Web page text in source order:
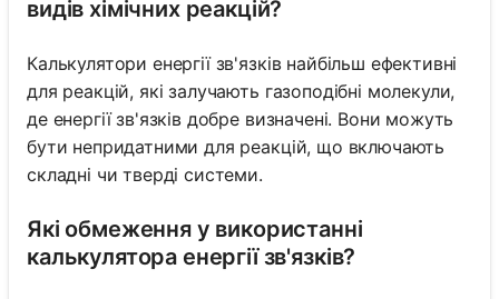
видів хімічних реакцій?
Калькулятори енергії зв'язків найбільш ефективні
для реакцій, які залучають газоподібні молекули,
де енергії зв'язків добре визначені. Вони можуть
бути непридатними для реакцій, що включають
складні чи тверді системи.
Які обмеження у використанні
калькулятора енергії зв'язків?